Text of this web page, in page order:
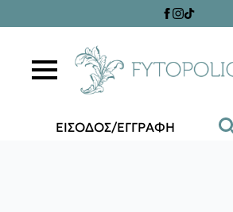
ΕΙΣΟΔΟΣ/ΕΓΓΡΑΦΗ